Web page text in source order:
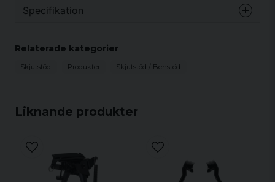
Liknande produkter
typer av skytte.
Specifikation
Bredd (benen ej utsträckta)
Bipodbredd (benen utsträckta)
utsträckta)
Mått (minimerad)
25x7.5x4.5
cm
Relaterade kategorier
Skjutstöd Produkter Skjutstöd / Benstöd